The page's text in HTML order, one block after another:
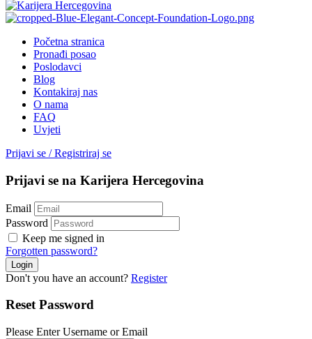
Početna stranica
Pronađi posao
Poslodavci
Blog
Kontakiraj nas
O nama
FAQ
Uvjeti
Prijavi se / Registriraj se
Prijavi se na Karijera Hercegovina
Email
Password
Keep me signed in
Forgotten password?
Don't you have an account? Register
Reset Password
Please Enter Username or Email